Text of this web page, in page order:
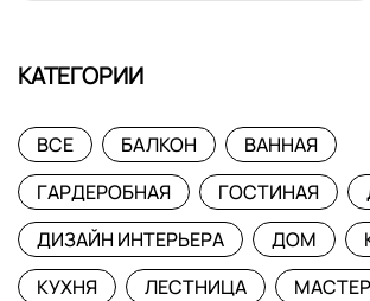
КАТЕГОРИИ
ВСЕ БАЛКОН
ВАННАЯ
ГАРДЕРОБНАЯ
ГОСТИНАЯ
ДИЗАЙН ИНТЕРЬЕРА
ДОМ
КУХНЯ
ЛЕСТНИЦА